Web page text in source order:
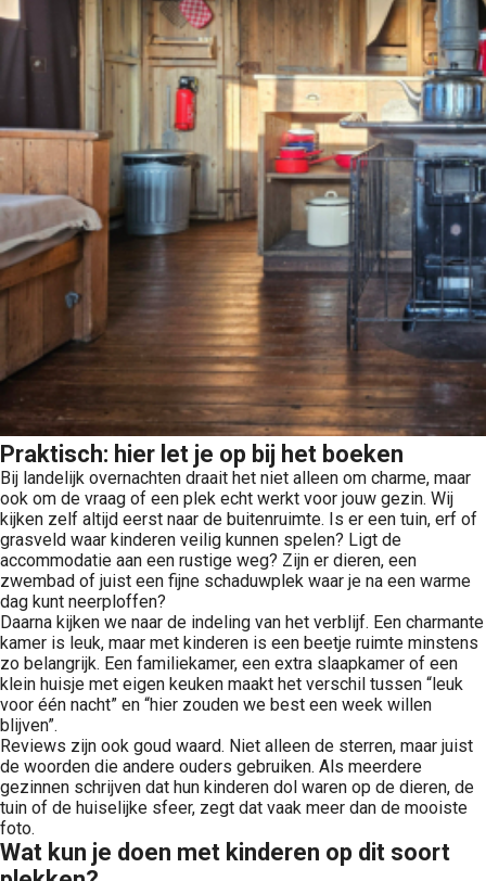
Praktisch: hier let je op bij het boeken
Bij landelijk overnachten draait het niet alleen om charme, maar
ook om de vraag of een plek echt werkt voor jouw gezin. Wij
kijken zelf altijd eerst naar de buitenruimte. Is er een tuin, erf of
grasveld waar kinderen veilig kunnen spelen? Ligt de
accommodatie aan een rustige weg? Zijn er dieren, een
zwembad of juist een fijne schaduwplek waar je na een warme
dag kunt neerploffen?
Daarna kijken we naar de indeling van het verblijf. Een charmante
kamer is leuk, maar met kinderen is een beetje ruimte minstens
zo belangrijk. Een familiekamer, een extra slaapkamer of een
klein huisje met eigen keuken maakt het verschil tussen “leuk
voor één nacht” en “hier zouden we best een week willen
blijven”.
Reviews zijn ook goud waard. Niet alleen de sterren, maar juist
de woorden die andere ouders gebruiken. Als meerdere
gezinnen schrijven dat hun kinderen dol waren op de dieren, de
tuin of de huiselijke sfeer, zegt dat vaak meer dan de mooiste
foto.
Wat kun je doen met kinderen op dit soort